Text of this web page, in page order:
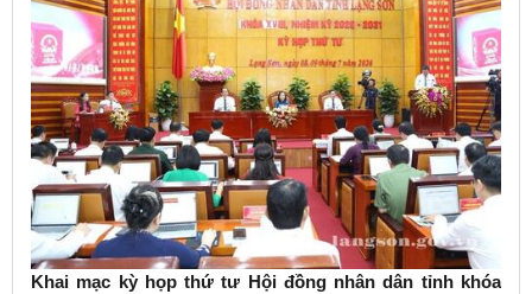
Khai mạc kỳ họp thứ tư Hội đồng nhân dân tỉnh khóa